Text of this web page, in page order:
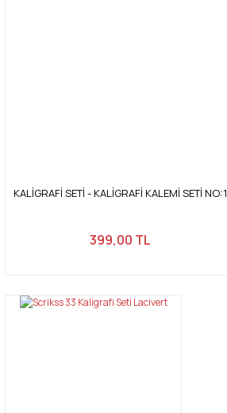
KALİGRAFİ SETİ - KALİGRAFİ KALEMİ SETİ NO:1
399,00 TL